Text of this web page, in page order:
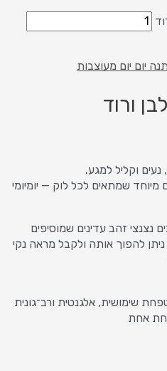
יום יום מעוצבות
ורוד
וקליל למגע.
שמתאים לכל לוק — יומיומי
זהב עדינים שמוסיפים
להפוך אותה ולקבל מראה נקי
שימושית, אלגנטית ורב־גונית
אחת